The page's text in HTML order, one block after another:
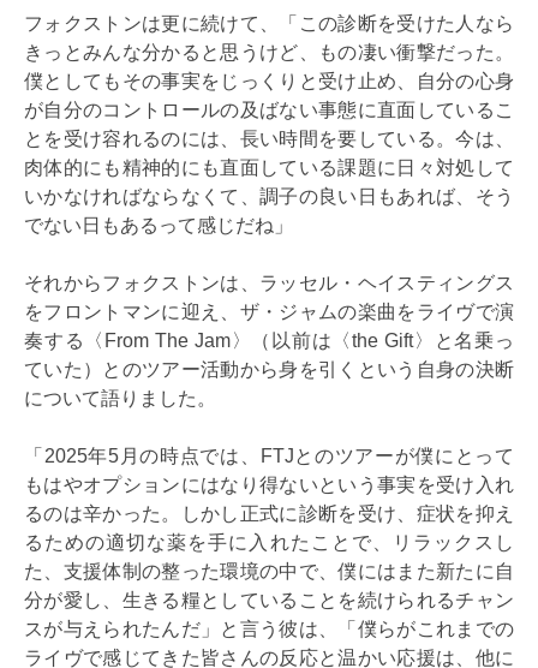
フォクストンは更に続けて、「この診断を受けた人なら
きっとみんな分かると思うけど、もの凄い衝撃だった。
僕としてもその事実をじっくりと受け止め、自分の心身
が自分のコントロールの及ばない事態に直面しているこ
とを受け容れるのには、長い時間を要している。今は、
肉体的にも精神的にも直面している課題に日々対処して
いかなければならなくて、調子の良い日もあれば、そう
でない日もあるって感じだね」
それからフォクストンは、ラッセル・ヘイスティングス
をフロントマンに迎え、ザ・ジャムの楽曲をライヴで演
奏する〈From The Jam〉（以前は〈the Gift〉と名乗っ
ていた）とのツアー活動から身を引くという自身の決断
について語りました。
「2025年5月の時点では、FTJとのツアーが僕にとって
もはやオプションにはなり得ないという事実を受け入れ
るのは辛かった。しかし正式に診断を受け、症状を抑え
るための適切な薬を手に入れたことで、リラックスし
た、支援体制の整った環境の中で、僕にはまた新たに自
分が愛し、生きる糧としていることを続けられるチャン
スが与えられたんだ」と言う彼は、「僕らがこれまでの
ライヴで感じてきた皆さんの反応と温かい応援は、他に